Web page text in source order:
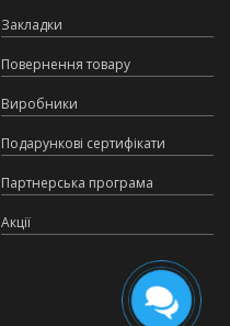
Закладки
Повернення товару
Виробники
Подарункові сертифікати
Партнерська програма
Акції